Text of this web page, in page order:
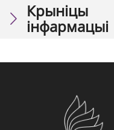
Крыніцы
інфармацыі